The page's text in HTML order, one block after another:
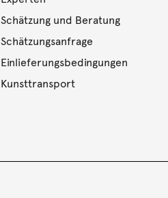
Schätzung und Beratung
Schätzungsanfrage
Einlieferungsbedingungen
Kunsttransport